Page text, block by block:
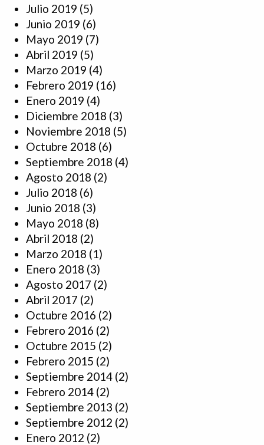
Julio 2019 (5)
Junio 2019 (6)
Mayo 2019 (7)
Abril 2019 (5)
Marzo 2019 (4)
Febrero 2019 (16)
Enero 2019 (4)
Diciembre 2018 (3)
Noviembre 2018 (5)
Octubre 2018 (6)
Septiembre 2018 (4)
Agosto 2018 (2)
Julio 2018 (6)
Junio 2018 (3)
Mayo 2018 (8)
Abril 2018 (2)
Marzo 2018 (1)
Enero 2018 (3)
Agosto 2017 (2)
Abril 2017 (2)
Octubre 2016 (2)
Febrero 2016 (2)
Octubre 2015 (2)
Febrero 2015 (2)
Septiembre 2014 (2)
Febrero 2014 (2)
Septiembre 2013 (2)
Septiembre 2012 (2)
Enero 2012 (2)